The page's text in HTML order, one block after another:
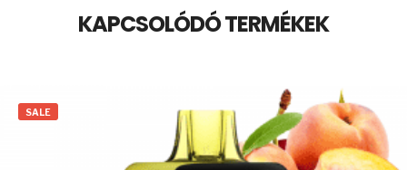
KAPCSOLÓDÓ TERMÉKEK
SALE